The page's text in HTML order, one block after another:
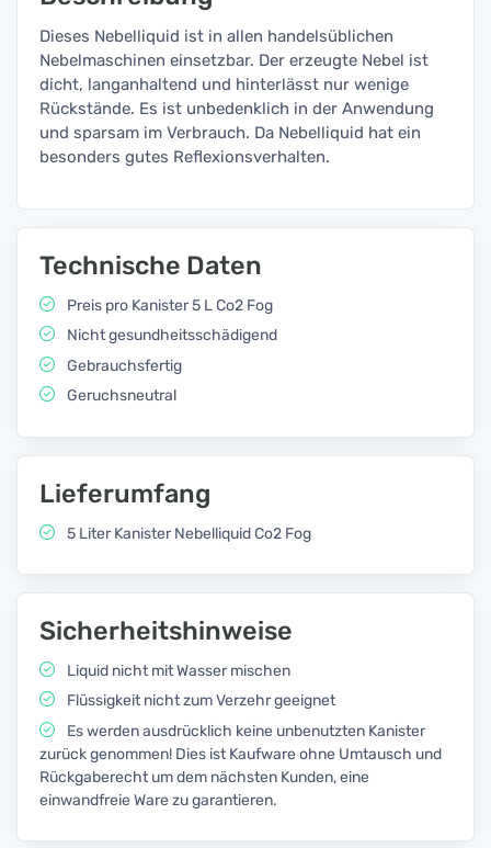
Dieses Nebelliquid ist in allen handelsüblichen
Nebelmaschinen einsetzbar. Der erzeugte Nebel ist
dicht, langanhaltend und hinterlässt nur wenige
Rückstände. Es ist unbedenklich in der Anwendung
und sparsam im Verbrauch. Da Nebelliquid hat ein
besonders gutes Reflexionsverhalten.
Technische Daten
Preis pro Kanister 5 L Co2 Fog
Nicht gesundheitsschädigend
Gebrauchsfertig
Geruchsneutral
Lieferumfang
5 Liter Kanister Nebelliquid Co2 Fog
Sicherheitshinweise
Liquid nicht mit Wasser mischen
Flüssigkeit nicht zum Verzehr geeignet
Es werden ausdrücklich keine unbenutzten Kanister
zurück genommen! Dies ist Kaufware ohne Umtausch und
Rückgaberecht um dem nächsten Kunden, eine
einwandfreie Ware zu garantieren.